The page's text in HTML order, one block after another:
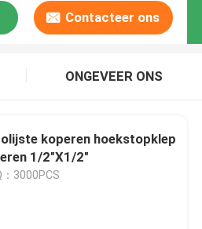
Contacteer ons
ONGEVEER ONS
koperen hoekstopklep
1/2"X1/2"
：3000PCS